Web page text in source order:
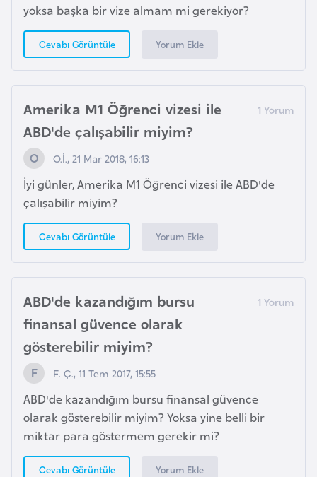
yoksa başka bir vize almam mi gerekiyor?
Cevabı Görüntüle Yorum Ekle
Amerika M1 Öğrenci vizesi ile
ABD'de çalışabilir miyim?
O.İ., 21 Mar 2018, 16:13
İyi günler, Amerika M1 Öğrenci vizesi ile ABD'de
çalışabilir miyim?
Cevabı Görüntüle Yorum Ekle
ABD'de kazandığım bursu
finansal güvence olarak
gösterebilir miyim?
F. Ç., 11 Tem 2017, 15:55
ABD'de kazandığım bursu finansal güvence
olarak gösterebilir miyim? Yoksa yine belli bir
miktar para göstermem gerekir mi?
Cevabı Görüntüle Yorum Ekle
o
n
y
a
L
i
b
y
a
L
i
h
t
e
n
t
a
y
L